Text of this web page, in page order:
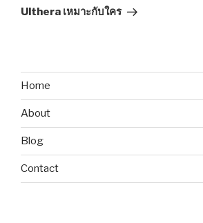
Post
Ulthera เหมาะกับใคร
Home
About
Blog
Contact